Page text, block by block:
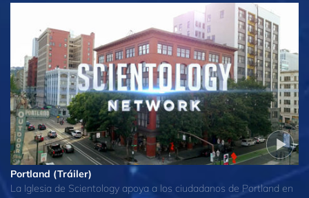
Portland (Tráiler)
La Iglesia de Scientology apoya a los ciudadanos de Portland en